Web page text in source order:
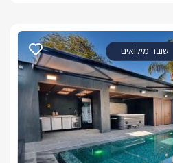
שובר מילואים